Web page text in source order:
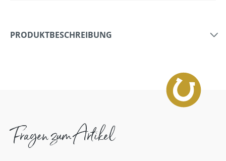
PRODUKTBESCHREIBUNG
Fragen zum Artikel